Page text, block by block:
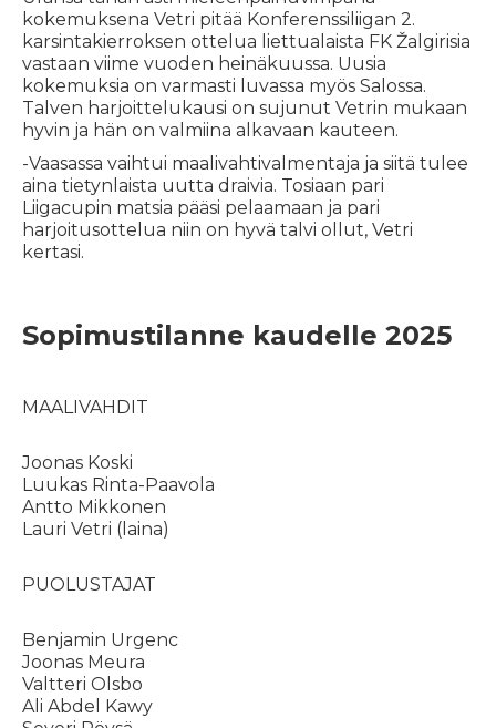
kokemuksena Vetri pitää Konferenssiliigan 2.
karsintakierroksen ottelua liettualaista FK Žalgirisia
vastaan viime vuoden heinäkuussa. Uusia
kokemuksia on varmasti luvassa myös Salossa.
Talven harjoittelukausi on sujunut Vetrin mukaan
hyvin ja hän on valmiina alkavaan kauteen.
-Vaasassa vaihtui maalivahtivalmentaja ja siitä tulee
aina tietynlaista uutta draivia. Tosiaan pari
Liigacupin matsia pääsi pelaamaan ja pari
harjoitusottelua niin on hyvä talvi ollut, Vetri
kertasi.
Sopimustilanne kaudelle 2025
MAALIVAHDIT
Joonas Koski
Luukas Rinta-Paavola
Antto Mikkonen
Lauri Vetri (laina)
PUOLUSTAJAT
Benjamin Urgenc
Joonas Meura
Valtteri Olsbo
Ali Abdel Kawy